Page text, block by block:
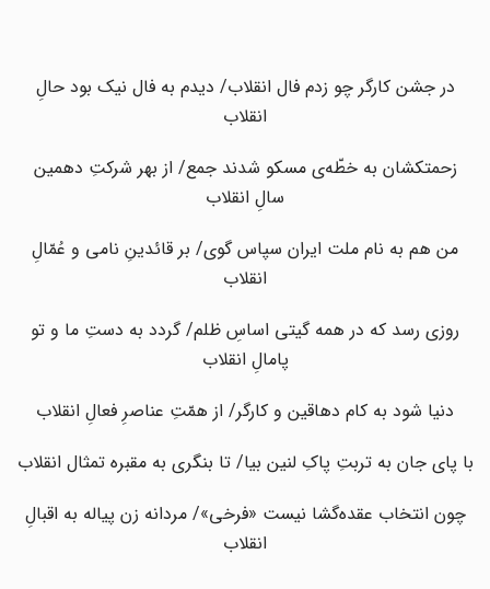
در جشن کارگر چو زدم فال انقلاب/ دیدم به فال نیک بود حالِ
انقلاب
زحمتکشان به خطّه‌ی مسکو شدند جمع/ از بهر شرکتِ دهمین
سالِ انقلاب
من هم به نام ملت ایران سپاس گوی/ بر قائدینِ نامی و عُمّالِ
انقلاب
روزی رسد که در همه گیتی اساسِ ظلم/ گردد به دستِ ما و تو
پامالِ انقلاب
دنیا شود به کام دهاقین و کارگر/ از همّتِ عناصرِ فعالِ انقلاب
با پای جان به تربتِ پاکِ لنین بیا/ تا بنگری به مقبره تمثال انقلاب
چون انتخاب عقده‌گشا نیست «فرخی»/ مردانه زن پیاله به اقبالِ
انقلاب